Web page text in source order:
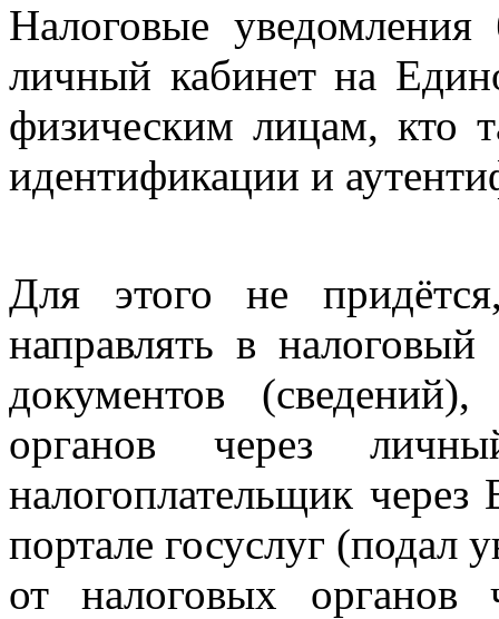
Налоговые уведомления
личный кабинет на
физическим лицам, кто
идентификации и
Для этого не
направлять в
документов
органов через
налогоплательщик
портале госуслуг (подал
от налоговых